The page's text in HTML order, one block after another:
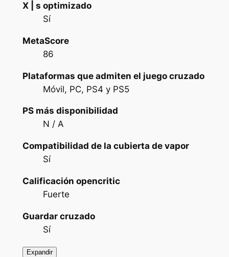
X | s optimizado
Sí
MetaScore
86
Plataformas que admiten el juego cruzado
Móvil, PC, PS4 y PS5
PS más disponibilidad
N / A
Compatibilidad de la cubierta de vapor
Sí
Calificación opencritic
Fuerte
Guardar cruzado
Sí
Expandir